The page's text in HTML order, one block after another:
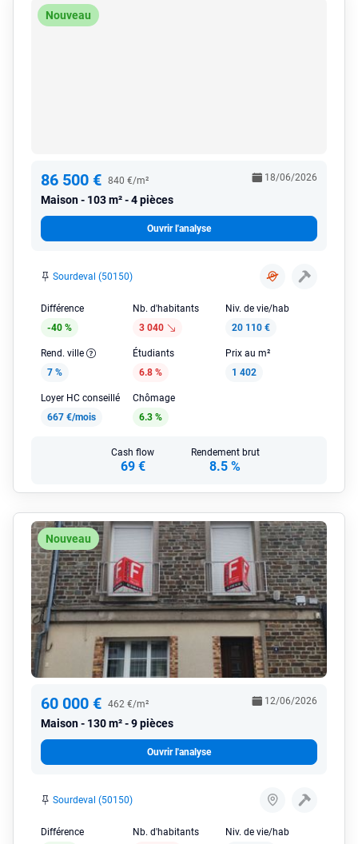
Nouveau
86 500 € 840 €/m²
Maison 103 m² - 4 pièces
18/06/2026
Ouvrir l'analyse
Sourdeval (50150)
Différence
-40 %
Nb. d'habitants
3 040
Niv. de vie/hab
20 110 €
Rend. ville
7 %
Étudiants
6.8 %
Prix au m²
1 402
Loyer HC conseillé
667 €/mois
Chômage
6.3 %
Cash flow
69 €
Rendement brut
8.5 %
Nouveau
60 000 € 462 €/m²
Maison 130 m² - 9 pièces
12/06/2026
Ouvrir l'analyse
Sourdeval (50150)
Différence
Nb. d'habitants
Niv. de vie/hab